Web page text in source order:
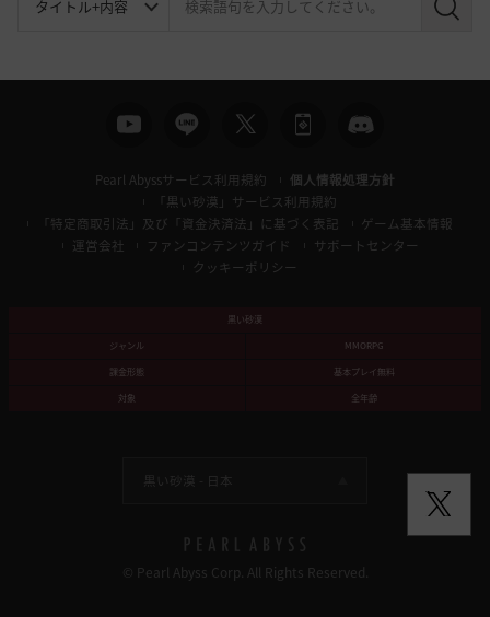
検
Pearl Abyssサービス利用規約
個人情報処理方針
「黒い砂漠」サービス利用規約
「特定商取引法」及び「資金決済法」に基づく表記
ゲーム基本情報
運営会社
ファンコンテンツガイド
サポートセンター
クッキーポリシー
黒い砂漠
ジャンル
MMORPG
課金形態
基本プレイ無料
対象
全年齢
黒い砂漠 - 日本
© Pearl Abyss Corp. All Rights Reserved.